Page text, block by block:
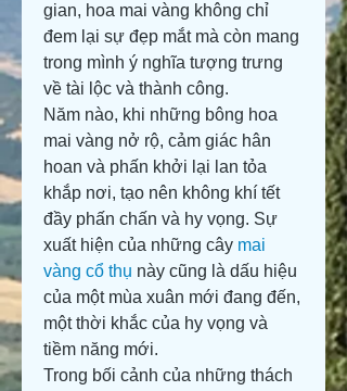
gian, hoa mai vàng không chỉ
đem lại sự đẹp mắt mà còn mang
trong mình ý nghĩa tượng trưng
về tài lộc và thành công.
Năm nào, khi những bông hoa
mai vàng nở rộ, cảm giác hân
hoan và phấn khởi lại lan tỏa
khắp nơi, tạo nên không khí tết
đầy phấn chấn và hy vọng. Sự
xuất hiện của những cây mai
vàng cổ thụ này cũng là dấu hiệu
của một mùa xuân mới đang đến,
một thời khắc của hy vọng và
tiềm năng mới.
Trong bối cảnh của những thách